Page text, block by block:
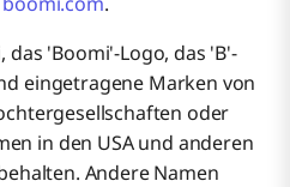
das 'Boomi'-Logo, das 'B'-
eingetragene Marken von
oder
in den USA und anderen
Andere Namen